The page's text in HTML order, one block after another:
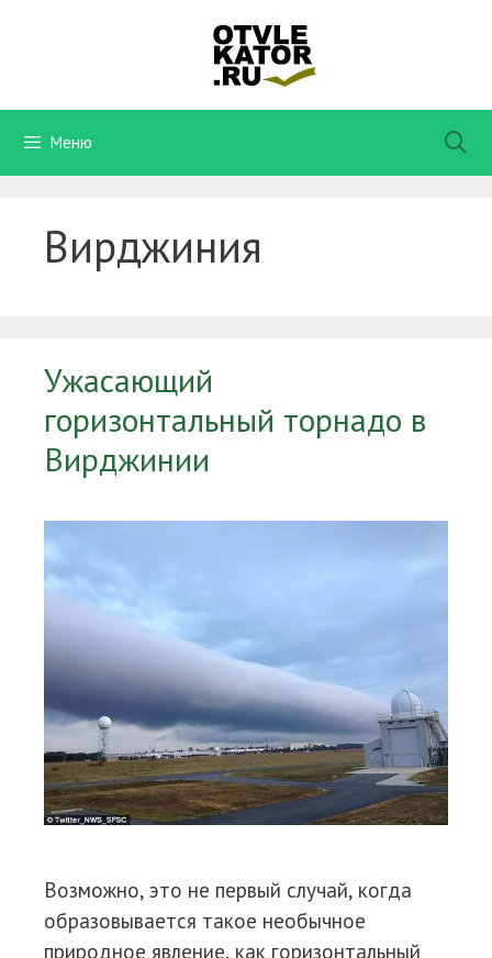
Меню
Вирджиния
Ужасающий
горизонтальный торнадо в
Вирджинии
Возможно, это не первый случай, когда
образовывается такое необычное
природное явление, как горизонтальный